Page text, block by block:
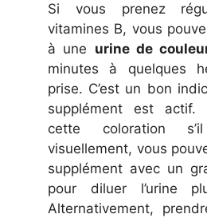
Si vous prenez
vitamines B, vous
à une urine de
minutes à quelques
prise. C’est un bon
supplément est actif.
cette coloration
visuellement, vous
supplément avec un
pour diluer l’urine
Alternativement,